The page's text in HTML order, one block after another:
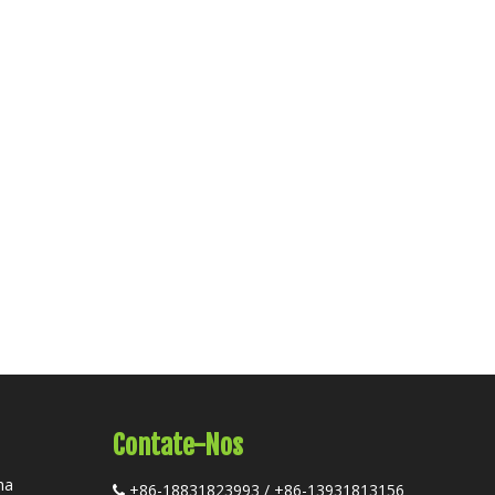
Contate-Nos
+86-18831823993 / +86-13931813156